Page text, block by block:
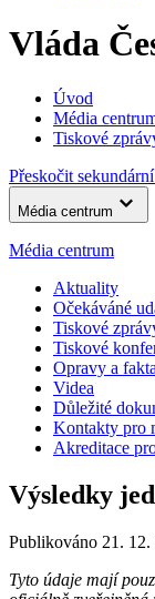
Vláda
Úvod
Média
Tiskové
Přeskočit
Média centrum
Média centrum
Aktuality
Očekáváné
Tiskové
Tiskové
Opravy a fakta
Videa
Důležité
Kontakty pro
Akreditace
Výsledky
Publikováno 21. 12.
Tyto údaje mají